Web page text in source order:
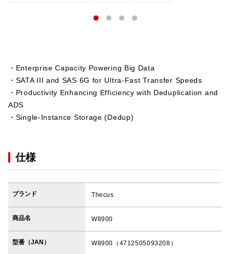
・Enterprise Capacity Powering Big Data
・SATA III and SAS 6G for Ultra-Fast Transfer Speeds
・Productivity Enhancing Efficiency with Deduplication and
ADS
・Single-Instance Storage (Dedup)
仕様
ブランド Thecus
商品名 W8900
型番（JAN） W8900（4712505093208）